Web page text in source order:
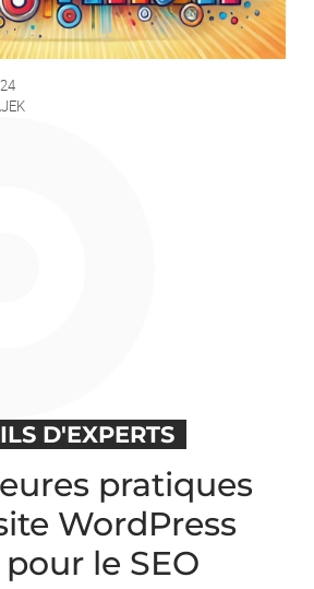
D'EXPERTS
pratiques
WordPress
le SEO